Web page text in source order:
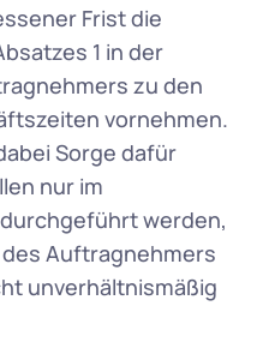
Frist die
1 in der
zu den
vornehmen.
Sorge dafür
nur im
werden,
Auftragnehmers
unverhältnismäßig